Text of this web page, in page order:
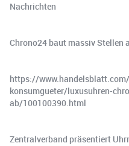
Nachrichten
Chrono24 baut massiv Stellen
https://
konsumgueter/luxusuhren-
ab/100100390.html
Zentralverband präsentiert